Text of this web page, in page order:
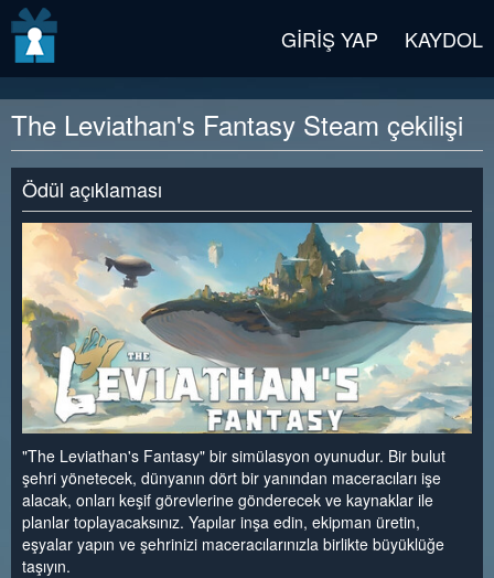
GIRIŞ YAP KAYDOL
The Leviathan's Fantasy Steam çekilişi
Ödül açıklaması
"The Leviathan's Fantasy" bir simülasyon oyunudur. Bir bulut
şehri yönetecek, dünyanın dört bir yanından maceracıları işe
alacak, onları keşif görevlerine gönderecek ve kaynaklar ile
planlar toplayacaksınız. Yapılar inşa edin, ekipman üretin,
eşyalar yapın ve şehrinizi maceracılarınızla birlikte büyüklüğe
taşıyın.